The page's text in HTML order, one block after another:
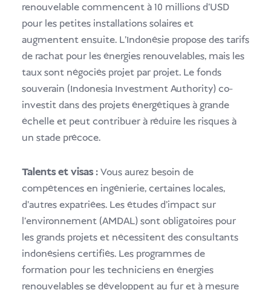
renouvelable commencent à 10 millions d'USD
pour les petites installations solaires et
augmentent ensuite. L'Indonésie propose des tarifs
de rachat pour les énergies renouvelables, mais les
taux sont négociés projet par projet. Le fonds
souverain (Indonesia Investment Authority) co-
investit dans des projets énergétiques à grande
échelle et peut contribuer à réduire les risques à
un stade précoce.
Talents et visas :Vous aurez besoin de
compétences en ingénierie, certaines locales,
d'autres expatriées. Les études d'impact sur
l'environnement (AMDAL) sont obligatoires pour
les grands projets et nécessitent des consultants
indonésiens certifiés. Les programmes de
formation pour les techniciens en énergies
renouvelables se développent au fur et à mesure